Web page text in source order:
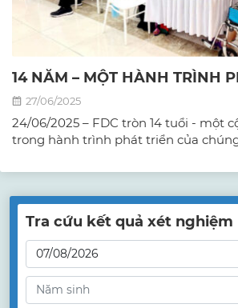
14 NĂM – MỘT HÀNH TRÌNH
27/06/2025
24/06/2025 – FDC tròn 14 tuổi - một
trong hành trình phát triển của
Tra cứu kết quả xét nghiệm